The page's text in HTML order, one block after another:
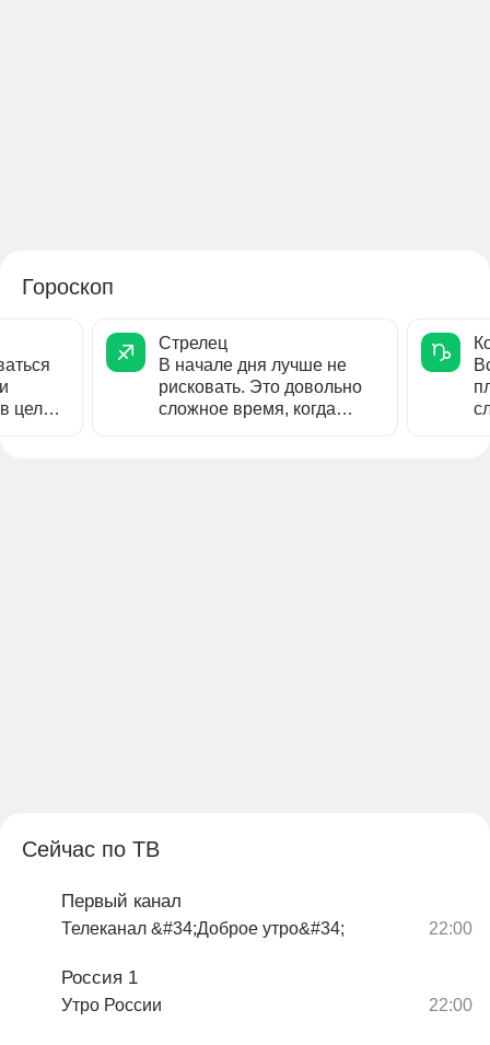
Гороскоп
целом
Стрелец
В начале дня лучше не
рисковать. Это довольно
сложное время, когда
Сейчас по ТВ
Первый канал
Телеканал &#34;Доброе утро&#34;
Россия 1
Утро России